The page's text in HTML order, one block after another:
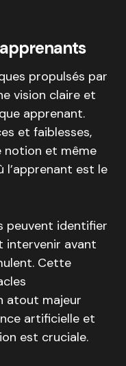
propulsés par
vision claire et
apprenant.
et faiblesses,
notion et même
l’apprenant est le
peuvent identifier
intervenir avant
Cette
atout majeur
artificielle et
est cruciale.